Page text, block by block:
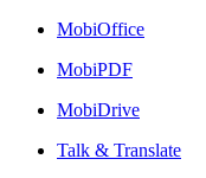
MobiOffice
MobiPDF
MobiDrive
Talk & Translate